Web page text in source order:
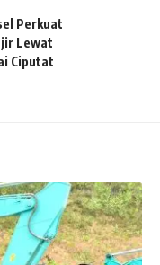
Perkuat
Lewat
Ciputat